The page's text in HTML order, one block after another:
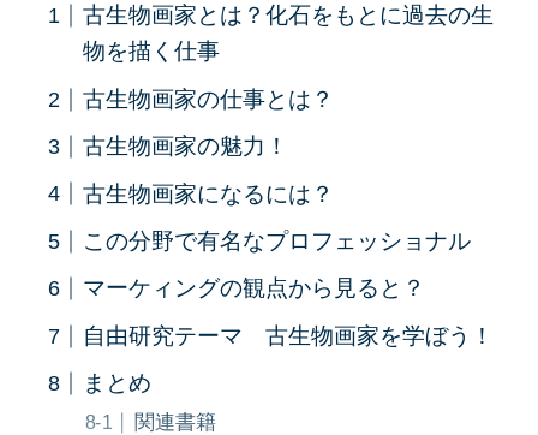
古生物画家とは？化石をもとに過去の生
物を描く仕事
古生物画家の仕事とは？
古生物画家の魅力！
古生物画家になるには？
この分野で有名なプロフェッショナル
マーケィングの観点から見ると？
自由研究テーマ 古生物画家を学ぼう！
まとめ
関連書籍